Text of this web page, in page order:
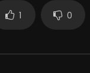
1 0